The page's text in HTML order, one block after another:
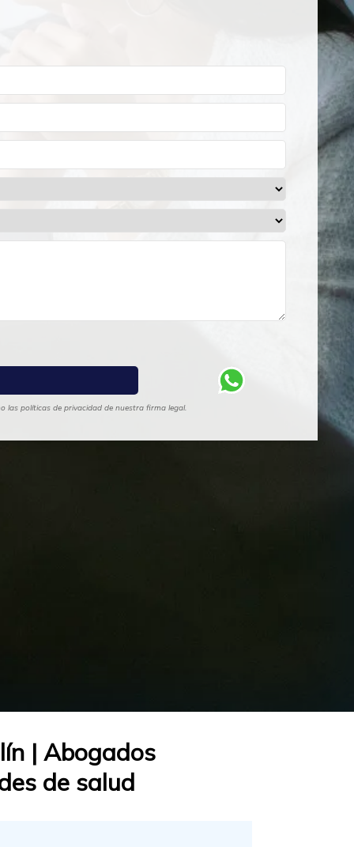
las políticas de privacidad de nuestra firma legal.
| Abogados
de salud